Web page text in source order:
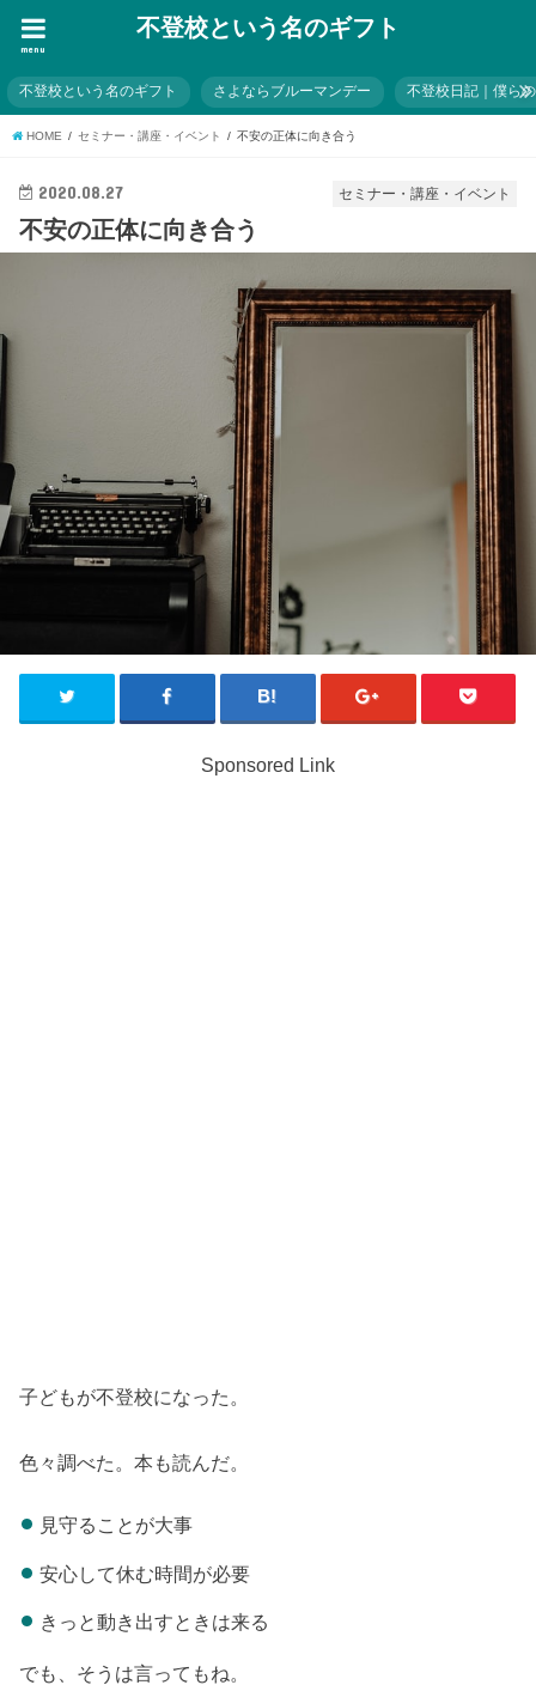
不登校という名のギフト
menu
不登校という名のギフト さよならブルーマンデー 不登校日記｜僕ら
HOME セミナー・講座・イベント 不安の正体に向き合う
セミナー・講座・イベント
2020.08.27
不安の正体に向き合う
Sponsored Link
子どもが不登校になった。
色々調べた。本も読んだ。
見守ることが大事
安心して休む時間が必要
きっと動き出すときは来る
でも、そうは言ってもね。